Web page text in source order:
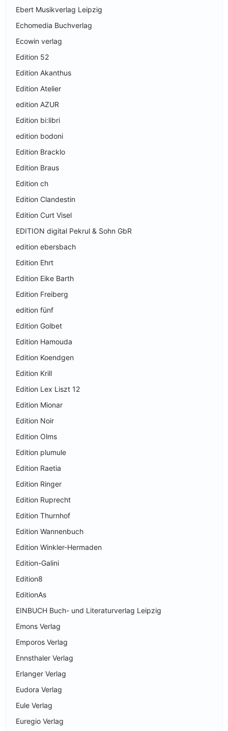
Ebert Musikverlag Leipzig
Echomedia Buchverlag
Ecowin verlag
Edition 52
Edition Akanthus
Edition Atelier
edition AZUR
Edition bi:libri
edition bodoni
Edition Bracklo
Edition Braus
Edition ch
Edition Clandestin
Edition Curt Visel
EDITION digital Pekrul & Sohn GbR
edition ebersbach
Edition Ehrt
Edition Eike Barth
Edition Freiberg
edition fünf
Edition Golbet
Edition Hamouda
Edition Koendgen
Edition Krill
Edition Lex Liszt 12
Edition Mionar
Edition Noir
Edition Olms
Edition plumule
Edition Raetia
Edition Ringer
Edition Ruprecht
Edition Thurnhof
Edition Wannenbuch
Edition Winkler-Hermaden
Edition-Galini
Edition8
EditionAs
EINBUCH Buch- und Literaturverlag Leipzig
Emons Verlag
Emporos Verlag
Ennsthaler Verlag
Erlanger Verlag
Eudora Verlag
Eule Verlag
Euregio Verlag